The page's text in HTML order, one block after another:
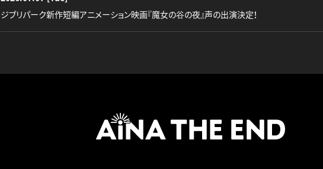
ジブリパーク新作短編アニメーション映画『魔女の谷の夜』声の出演決定！